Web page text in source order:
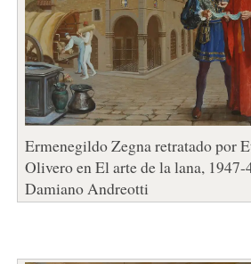
Ermenegildo Zegna retratado por
Olivero en El arte de la lana, 1947-
Damiano Andreotti